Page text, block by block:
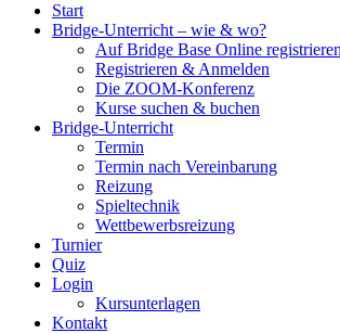
Start
Bridge-Unterricht – wie & wo?
Auf Bridge Base Online registrieren
Registrieren & Anmelden
Die ZOOM-Konferenz
Kurse suchen & buchen
Bridge-Unterricht
Termin
Termin nach Vereinbarung
Reizung
Spieltechnik
Wettbewerbsreizung
Turnier
Quiz
Login
Kursunterlagen
Kontakt